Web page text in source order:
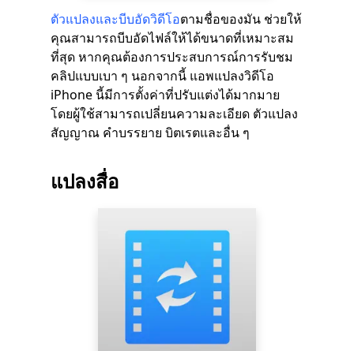
ตัวแปลงและบีบอัดวิดีโอตามชื่อของมัน ช่วยให้
คุณสามารถบีบอัดไฟล์ให้ได้ขนาดที่เหมาะสม
ที่สุด หากคุณต้องการประสบการณ์การรับชม
คลิปแบบเบา ๆ นอกจากนี้ แอพแปลงวิดีโอ
iPhone นี้มีการตั้งค่าที่ปรับแต่งได้มากมาย
โดยผู้ใช้สามารถเปลี่ยนความละเอียด ตัวแปลง
สัญญาณ คำบรรยาย บิตเรตและอื่น ๆ
แปลงสื่อ